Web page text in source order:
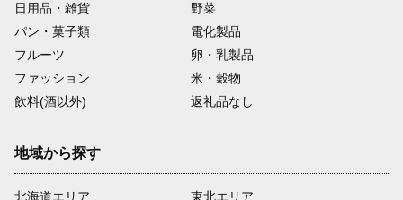
日用品・雑貨
野菜
パン・菓子類
電化製品
フルーツ
卵・乳製品
ファッション
米・穀物
飲料(酒以外)
返礼品なし
地域から探す
北海道エリア
東北エリア